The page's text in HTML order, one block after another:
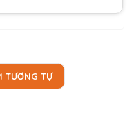
TƯƠNG TỰ